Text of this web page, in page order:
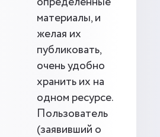
материалы, и
желая их
публиковать,
очень удобно
хранить их на
одном ресурсе.
Пользователь
(заявивший о